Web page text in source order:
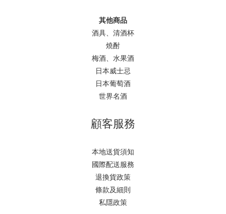
其他商品
酒具、清酒杯
燒酎
梅酒、水果酒
日本威士忌
日本葡萄酒
世界名酒
顧客服務
本地送貨須知
國際配送服務
退換貨政策
條款及細則
私隱政策